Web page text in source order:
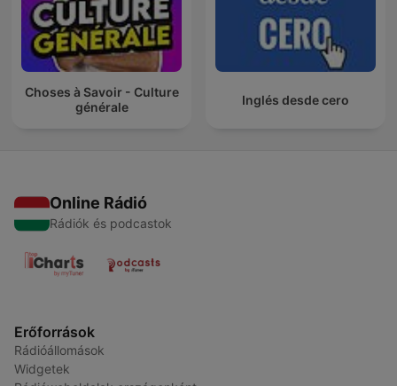
Choses à Savoir - Culture
générale
Inglés desde cero
Online Rádió
Rádiók és podcastok
Erőforrások
Rádióállomások
Widgetek